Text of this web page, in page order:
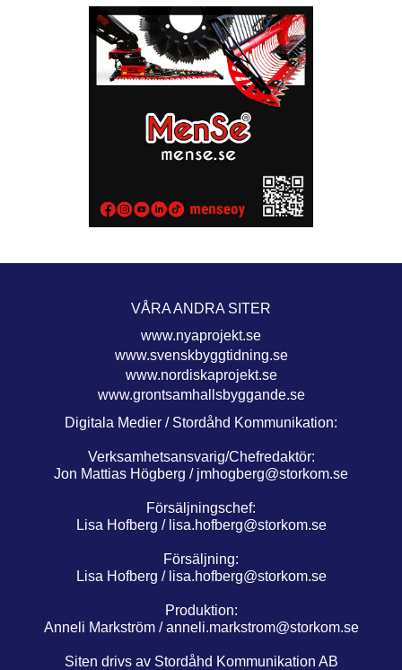
VÅRA ANDRA SITER
www.nyaprojekt.se
www.svenskbyggtidning.se
www.nordiskaprojekt.se
www.grontsamhallsbyggande.se
Digitala Medier / Stordåhd Kommunikation:
Verksamhetsansvarig/Chefredaktör:
Jon Mattias Högberg / jmhogberg@storkom.se
Försäljningschef:
Lisa Hofberg / lisa.hofberg@storkom.se
Försäljning:
Lisa Hofberg / lisa.hofberg@storkom.se
Produktion:
Anneli Markström /anneli.markstrom@storkom.se
Siten drivs av Stordåhd Kommunikation AB